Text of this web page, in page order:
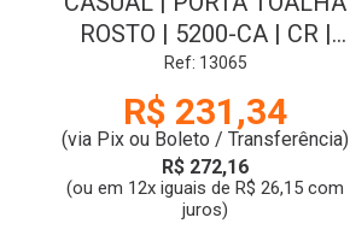
ROSTO | 5200-CA | CR |
FABRIMAR
Ref: 13065
R$ 231,34
(via Pix ou Boleto / Transferência)
R$ 272,16
(ou em 12x iguais de R$ 26,15 com
juros)